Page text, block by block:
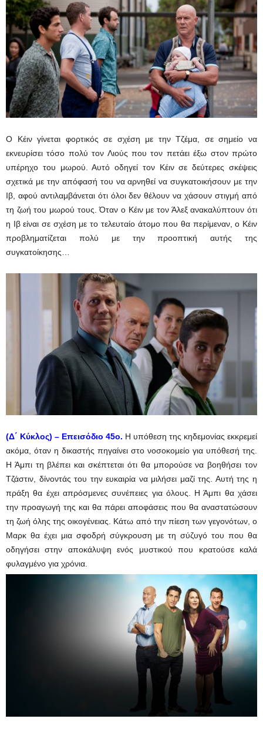
Ο Κέιν γίνεται φορτικός σε σχέση με την Τζέμα, σε σημείο να
εκνευρίσει τόσο πολύ τον Λιούς που τον πετάει έξω στον πρώτο
υπέρηχο του μωρού. Αυτό οδηγεί τον Κέιν σε δεύτερες σκέψεις
σχετικά με την απόφασή του να αρνηθεί να συγκατοικήσουν με την
Ιβ, αφού αντιλαμβάνεται ότι όλοι δεν θέλουν να χάσουν στιγμή από
τη ζωή του μωρού τους. Όταν ο Κέιν με τον Άλεξ ανακαλύπτουν ότι
η Ιβ είναι σε σχέση με το τελευταίο άτομο που θα περίμεναν, ο Κέιν
προβληματίζεται πολύ με την προοπτική αυτής της
συγκατοίκησης…
(Δ΄ Κύκλος) – Επεισόδιο 45ο. Η υπόθεση της κηδεμονίας εκκρεμεί
ακόμα, όταν η δικαστής πηγαίνει στο νοσοκομείο για υπόθεσή της.
Η Άμπι τη βλέπει και σκέπτεται ότι θα μπορούσε να βοηθήσει τον
Τζάστιν, δίνοντάς του την ευκαιρία να μιλήσει μαζί της. Αυτή της η
πράξη θα έχει απρόσμενες συνέπειες για όλους. Η Άμπι θα χάσει
την προαγωγή της και θα πάρει αποφάσεις που θα αναστατώσουν
τη ζωή όλης της οικογένειας. Κάτω από την πίεση των γεγονότων, ο
Μαρκ θα έχει μια σφοδρή σύγκρουση με τη σύζυγό του που θα
οδηγήσει στην αποκάλυψη ενός μυστικού που κρατούσε καλά
φυλαγμένο για χρόνια.